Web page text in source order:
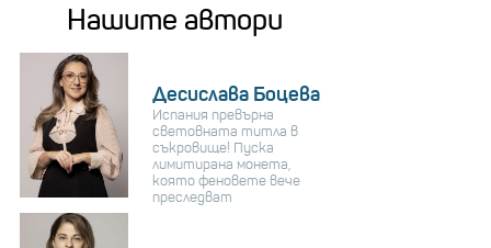
Нашите автори
Десислава Боцева
Испания превърна
световната титла в
съкровище! Пуска
лимитирана монета,
която феновете вече
преследват